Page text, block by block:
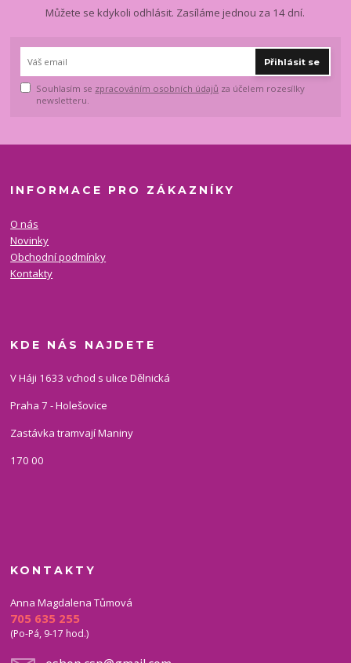
Můžete se kdykoli odhlásit. Zasíláme jednou za 14 dní.
Přihlásit se
Souhlasím se zpracováním osobních údajů za účelem rozesílky
newsletteru.
INFORMACE PRO ZÁKAZNÍKY
O nás
Novinky
Obchodní podmínky
Kontakty
KDE NÁS NAJDETE
V Háji 1633 vchod s ulice Dělnická
Praha 7 - Holešovice
Zastávka tramvají Maniny
170 00
KONTAKTY
Anna Magdalena Tůmová
705 635 255
(Po-Pá, 9-17 hod.)